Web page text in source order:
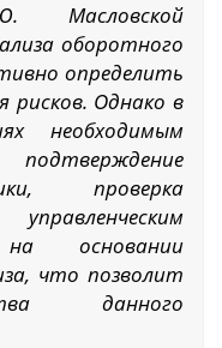
Масловской
оборотного
определить
рисков. Однако в
необходимым
проверка
основании
что позволит
данного